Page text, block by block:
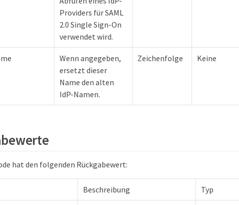
Providers für SAML
2.0 Single Sign-On
verwendet wird.
Wenn angegeben,
ersetzt dieser
Name den alten
IdP-Namen.
Zeichenfolge Keine
hat den folgenden Rückgabewert:
Beschreibung Typ